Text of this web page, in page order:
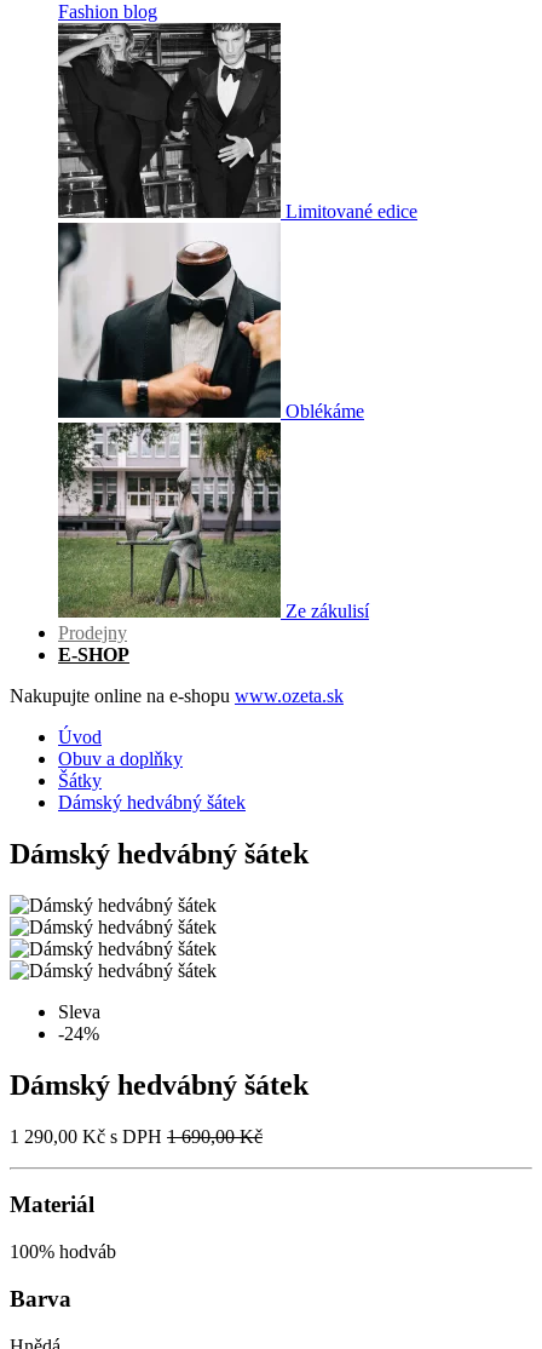
Fashion blog
Limitované edice
Oblékáme
Ze zákulisí
Prodejny
E-SHOP
Nakupujte online na e-shopu www.ozeta.sk
Úvod
Obuv a doplňky
Šátky
Dámský hedvábný šátek
Dámský hedvábný šátek
Sleva
-24%
Dámský hedvábný šátek
1 290,00 Kč s DPH 1 690,00 Kč
Materiál
100% hodváb
Barva